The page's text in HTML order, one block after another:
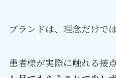
ブランドは、理念だけで
患者様が実際に触れる接